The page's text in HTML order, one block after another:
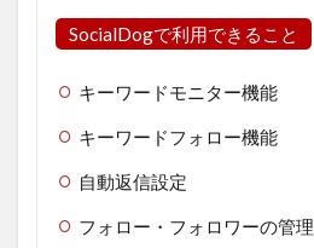
SocialDogで利用できること
キーワードモニター機能
キーワードフォロー機能
自動返信設定
フォロー・フォロワーの管理